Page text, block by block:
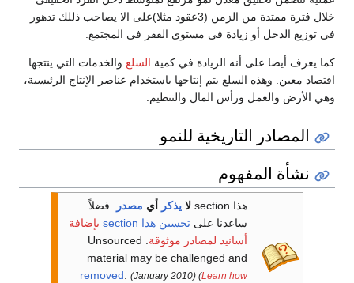
خلال فترة ممتدة من الزمن (3عقود مثلا)على الا يصاحب ذللك تدهور
في توزيع الدخل أو زيادة في مستوى الفقر في المجتمع.
كما يعرف أيضا على أنه الزيادة في كمية السلع والخدمات التي ينتجها
اقتصاد معين. وهذه السلع يتم إنتاجها باستخدام عناصر الإنتاج الرئيسية،
وهي الأرض والعمل ورأس المال والتنظيم.
المصادر التاريخية للنمو
نشأة المفهوم
هذا section لا يذكر أي مصدر . فضلاً
ساعدنا على تحسين هذا section
بإضافة
أسانيد لمصادر موثوقة
. Unsourced
material may be challenged and
removed. (January 2010) (Learn how